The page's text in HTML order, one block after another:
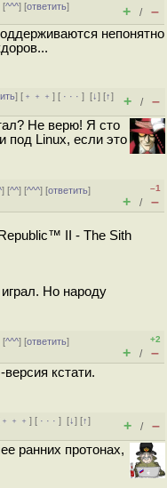
[^^^] [ответить]
+ / –
непонятно
] [ ﹢﹢﹢] [ · · ·][↓] [↑]
+ / –
Не верю! Я сто
под Linux, если это
] [^^] [^^^] [ответить]
–1
+ / –
II - The Sith
Но народу
[^^^] [ответить]
+2
+ / –
кстати.
﹢﹢﹢] [ · · ·][↓] [↑]
+ / –
ранних протонах,